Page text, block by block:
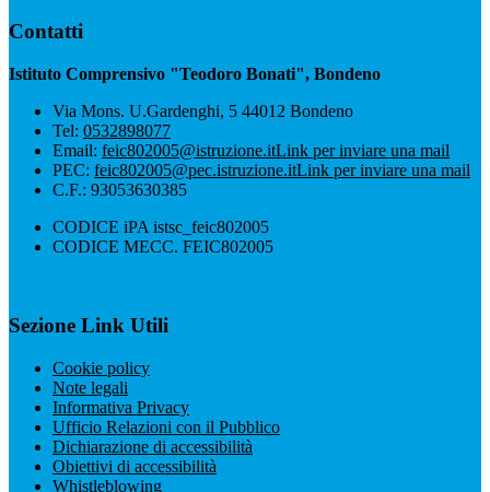
Contatti
Istituto Comprensivo "Teodoro Bonati", Bondeno
Via Mons. U.Gardenghi, 5 44012 Bondeno
Tel: 0532898077
Email: feic802005@istruzione.itLink per inviare una mail
PEC: feic802005@pec.istruzione.itLink per inviare una mail
C.F.: 93053630385
CODICE iPA istsc_feic802005
CODICE MECC. FEIC802005
Sezione Link Utili
Cookie policy
Note legali
Informativa Privacy
Ufficio Relazioni con il Pubblico
Dichiarazione di accessibilità
Obiettivi di accessibilità
Whistleblowing